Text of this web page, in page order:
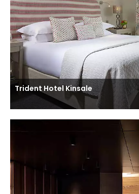
Trident Hotel Kinsale